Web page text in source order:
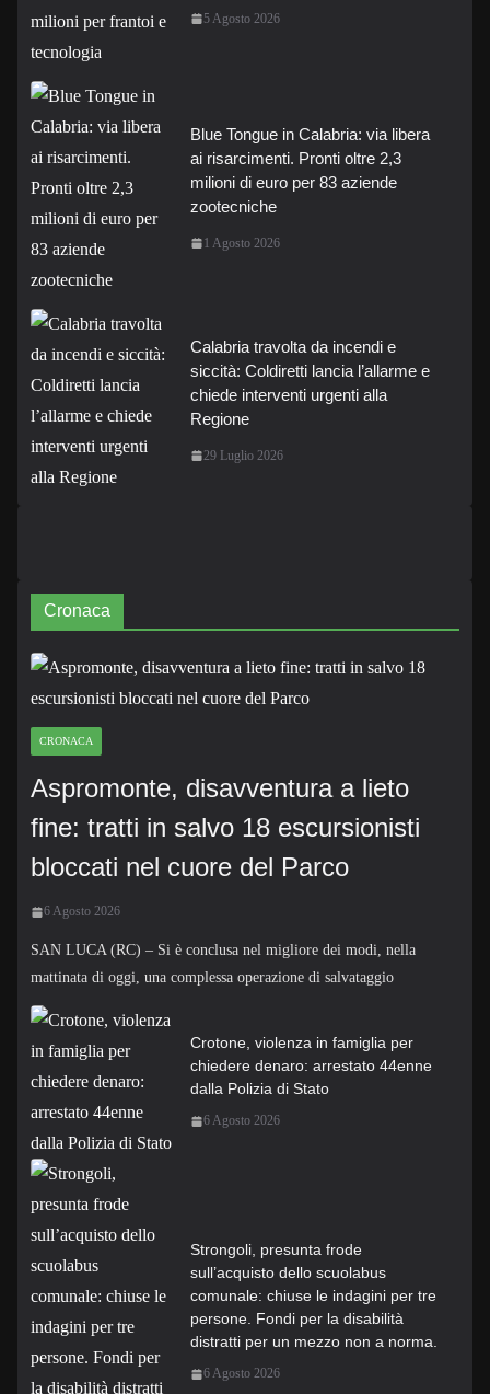
5 Agosto 2026
Blue Tongue in Calabria: via libera
ai risarcimenti. Pronti oltre 2,3
milioni di euro per 83 aziende
zootecniche
1 Agosto 2026
Calabria travolta da incendi e
siccità: Coldiretti lancia l’allarme e
chiede interventi urgenti alla
Regione
29 Luglio 2026
Cronaca
CRONACA
Aspromonte, disavventura a lieto
fine: tratti in salvo 18 escursionisti
bloccati nel cuore del Parco
6 Agosto 2026
SAN LUCA (RC) – Si è conclusa nel migliore dei modi, nella
mattinata di oggi, una complessa operazione di salvataggio
Crotone, violenza in famiglia per
chiedere denaro: arrestato 44enne
dalla Polizia di Stato
6 Agosto 2026
Strongoli, presunta frode
sull’acquisto dello scuolabus
comunale: chiuse le indagini per tre
persone. Fondi per la disabilità
distratti per un mezzo non a norma.
6 Agosto 2026